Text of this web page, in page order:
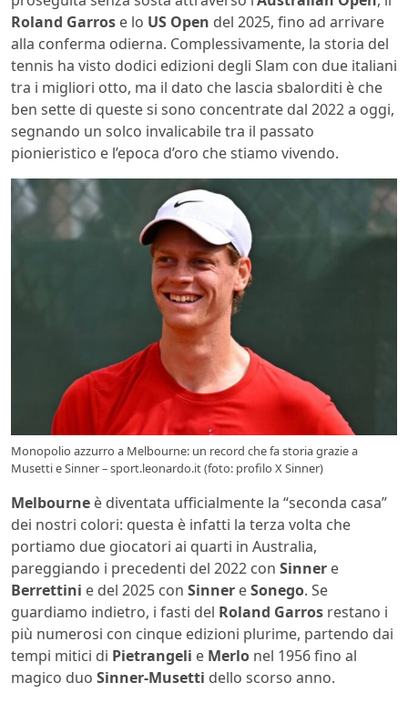
Roland Garros e lo US Open del 2025, fino ad arrivare
alla conferma odierna. Complessivamente, la storia del
tennis ha visto dodici edizioni degli Slam con due italiani
tra i migliori otto, ma il dato che lascia sbalorditi è che
ben sette di queste si sono concentrate dal 2022 a oggi,
segnando un solco invalicabile tra il passato
pionieristico e l’epoca d’oro che stiamo vivendo.
Monopolio azzurro a Melbourne: un record che fa storia grazie a
Musetti e Sinner – sport.leonardo.it (foto: profilo X Sinner)
Melbourne è diventata ufficialmente la “seconda casa”
dei nostri colori: questa è infatti la terza volta che
portiamo due giocatori ai quarti in Australia,
pareggiando i precedenti del 2022 con Sinner e
Berrettini e del 2025 con Sinner eSonego. Se
guardiamo indietro, i fasti del Roland Garros restano i
più numerosi con cinque edizioni plurime, partendo dai
tempi mitici di Pietrangeli e Merlo nel 1956 fino al
magico duo Sinner-Musetti dello scorso anno.